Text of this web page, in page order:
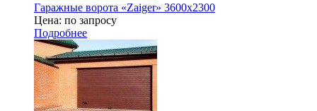
Гаражные ворота «Zaiger» 3600х2300
Цена: по запросу
Подробнее